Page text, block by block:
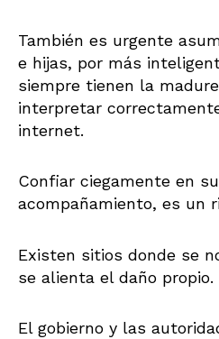
También es urgente
e hijas, por más
siempre tienen la
interpretar
internet.
Confiar ciegamente en
acompañamiento, es un
Existen sitios donde se
se alienta el daño propio.
El gobierno y las